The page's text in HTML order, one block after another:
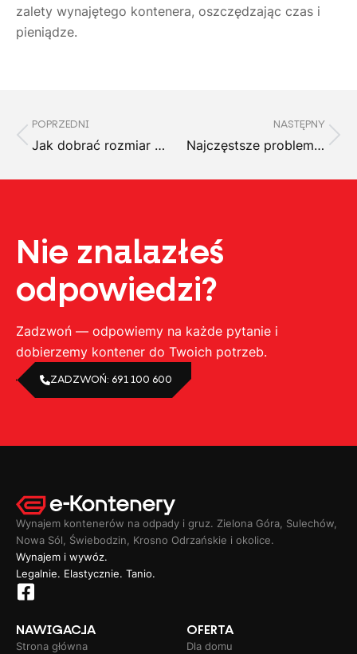
zalety wynajętego kontenera, oszczędzając czas i
pieniądze.
POPRZEDNI
Jak dobrać rozmiar kontenera do ilości odpadów izolacyjnych?
NASTĘPNY
Najczęstsze problemy przy wynajmie kontenera na budowę i jak ich uniknąć
Nie znalazłeś
odpowiedzi?
Zadzwoń — odpowiemy na każde pytanie i
dobierzemy kontener do Twoich potrzeb.
ZADZWOŃ: 691 100 600
Wynajem kontenerów na odpady i gruz. Zielona Góra, Sulechów,
Nowa Sól, Świebodzin, Krosno Odrzańskie i okolice.
Wynajem i wywóz.
Legalnie. Elastycznie. Tanio.
NAWIGACJA
Strona główna
OFERTA
Dla domu